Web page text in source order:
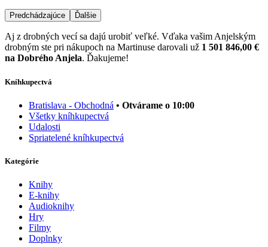
Predchádzajúce Ďalšie
Aj z drobných vecí sa dajú urobiť veľké. Vďaka vašim Anjelským
drobným ste pri nákupoch na Martinuse darovali už 1 501 846,00 €
na Dobrého Anjela. Ďakujeme!
Kníhkupectvá
Bratislava - Obchodná • Otvárame o 10:00
Všetky kníhkupectvá
Udalosti
Spriatelené kníhkupectvá
Kategórie
Knihy
E-knihy
Audioknihy
Hry
Filmy
Doplnky